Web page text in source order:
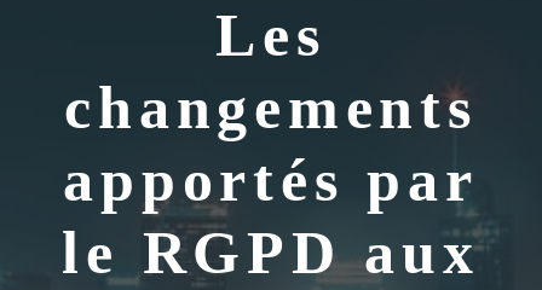
Les
changements
apportés par
le RGPD aux